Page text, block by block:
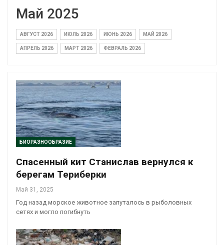
Май 2025
АВГУСТ 2026 ИЮЛЬ 2026 ИЮНЬ 2026 МАЙ 2026
АПРЕЛЬ 2026 МАРТ 2026 ФЕВРАЛЬ 2026
БИОРАЗНООБРАЗИЕ
Спасенный кит Станислав вернулся к
берегам Териберки
Май 31, 2025
Год назад морское животное запуталось в рыболовных
сетях и могло погибнуть